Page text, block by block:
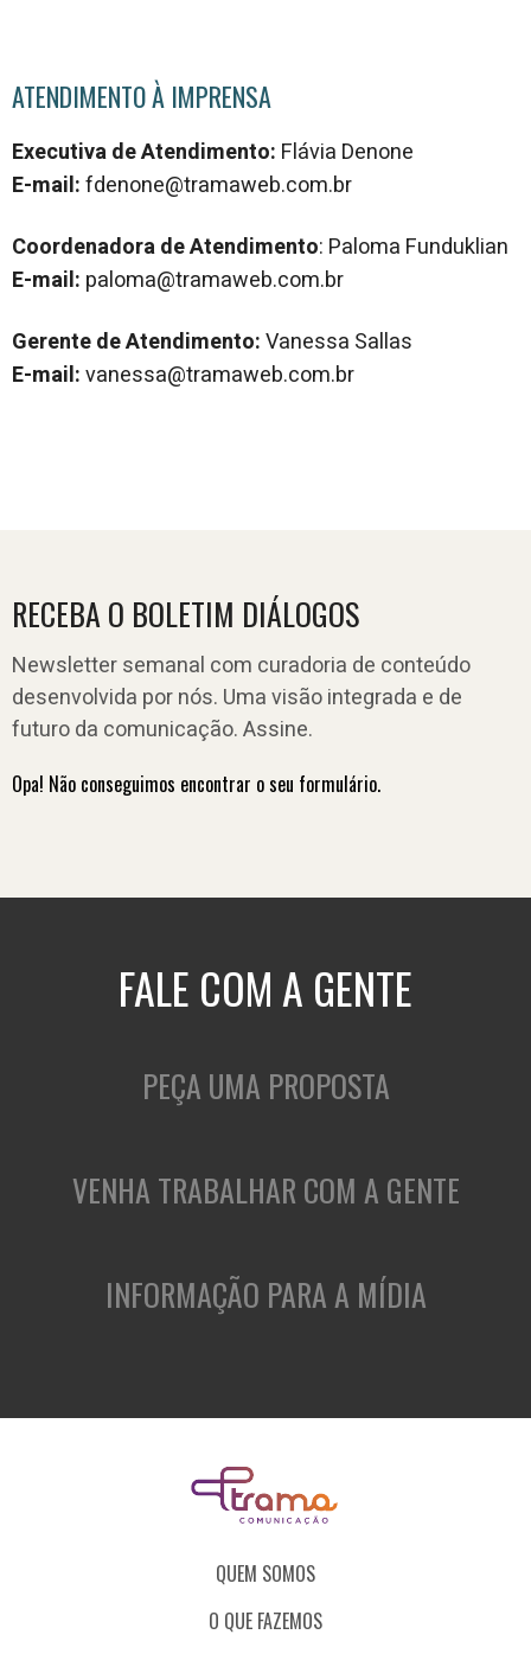
ATENDIMENTO À IMPRENSA
Executiva de Atendimento: Flávia Denone
E-mail:fdenone@tramaweb.com.br
Coordenadora de Atendimento: Paloma Funduklian
E-mail: paloma@tramaweb.com.br
Gerente de Atendimento:Vanessa Sallas
E-mail:vanessa@tramaweb.com.br
RECEBA O BOLETIM DIÁLOGOS
Newsletter semanal com curadoria de conteúdo
desenvolvida por nós. Uma visão integrada e de
futuro da comunicação. Assine.
Opa! Não conseguimos encontrar o seu formulário.
FALE COM A GENTE
PEÇA UMA PROPOSTA
VENHA TRABALHAR COM A GENTE
INFORMAÇÃO PARA A MÍDIA
QUEM SOMOS
O QUE FAZEMOS